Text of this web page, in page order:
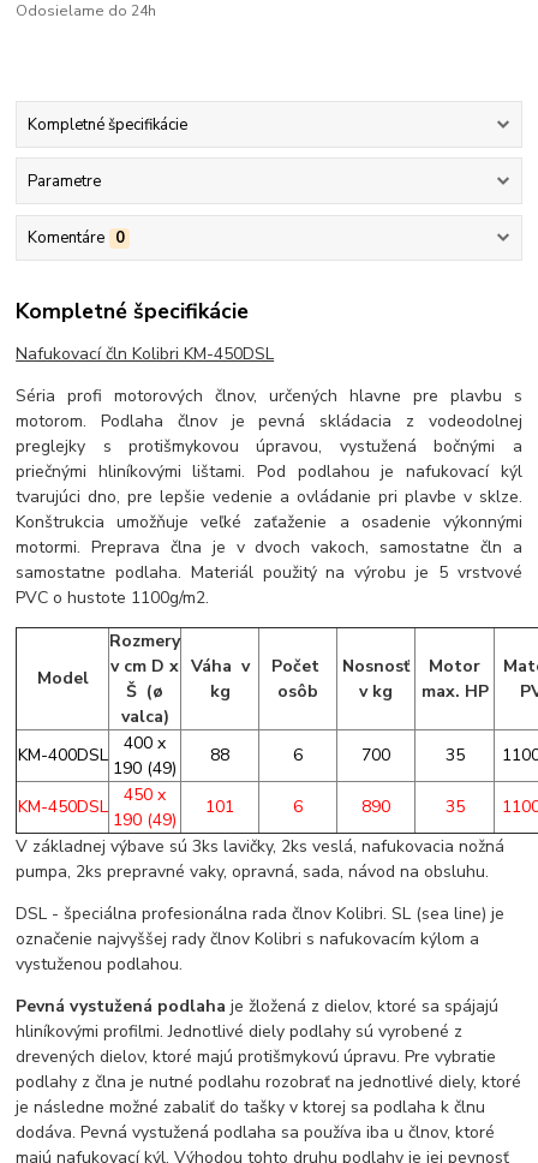
Odosielame do 24h
Kompletné špecifikácie
Parametre
Komentáre 0
Kompletné špecifikácie
Nafukovací čln Kolibri KM-450DSL
Séria profi motorových člnov, určených hlavne pre plavbu s
motorom. Podlaha člnov je pevná skládacia z vodeodolnej
preglejky s protišmykovou úpravou, vystužená bočnými a
priečnými hliníkovými lištami. Pod podlahou je nafukovací kýl
tvarujúci dno, pre lepšie vedenie a ovládanie pri plavbe v sklze.
Konštrukcia umožňuje veľké zaťaženie a osadenie výkonnými
motormi. Preprava člna je v dvoch vakoch, samostatne čln a
samostatne podlaha. Materiál použitý na výrobu je 5 vrstvové
PVC o hustote 1100g/m2.
Model
Rozmery
v cm D x
Š (ø
valca)
Váha v
kg
Počet
osôb
Nosnosť
v kg
Motor
max. HP
KM-400DSL
400 x
190 (49)
88 6 700 35
KM-450DSL
450 x
190 (49)
101 6 890 35
V základnej výbave sú 3ks lavičky, 2ks veslá, nafukovacia nožná
pumpa, 2ks prepravné vaky, opravná, sada, návod na obsluhu.
DSL - špeciálna profesionálna rada člnov Kolibri. SL (sea line) je
označenie najvyššej rady člnov Kolibri s nafukovacím kýlom a
vystuženou podlahou.
Pevná vystužená podlaha je žložená z dielov, ktoré sa spájajú
hliníkovými profilmi. Jednotlivé diely podlahy sú vyrobené z
drevených dielov, ktoré majú protišmykovú úpravu. Pre vybratie
podlahy z člna je nutné podlahu rozobrať na jednotlivé diely, ktoré
je následne možné zabaliť do tašky v ktorej sa podlaha k člnu
dodáva. Pevná vystužená podlaha sa používa iba u člnov, ktoré
majú nafukovací kýl. Výhodou tohto druhu podlahy je jej pevnosť